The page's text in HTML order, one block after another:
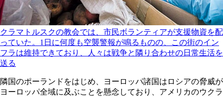
クラマトルスクの教会では、市民ボランティアが支援物資を配
っていた。1日に何度も空襲警報が鳴るものの、この街のイン
フラは維持できており、人々は戦争と隣り合わせの日常生活を
送る
隣国のポーランドをはじめ、ヨーロッパ諸国はロシアの脅威が
ヨーロッパ全域に及ぶことを懸念しており、アメリカのウクラ